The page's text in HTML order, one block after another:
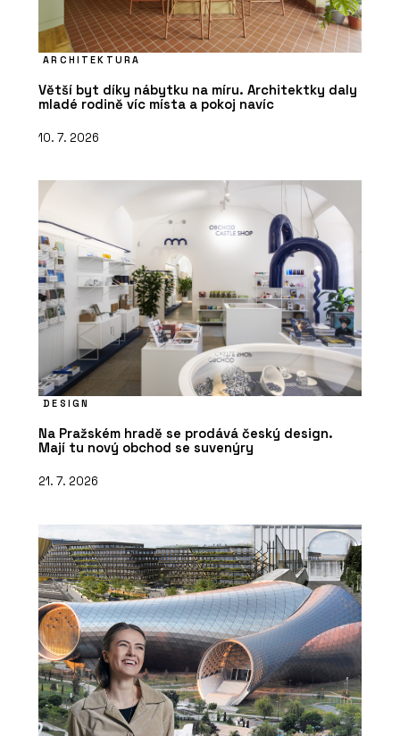
ARCHITEKTURA
Větší byt díky nábytku na míru. Architektky daly
mladé rodině víc místa a pokoj navíc
10. 7. 2026
DESIGN
Na Pražském hradě se prodává český design.
Mají tu nový obchod se suvenýry
21. 7. 2026